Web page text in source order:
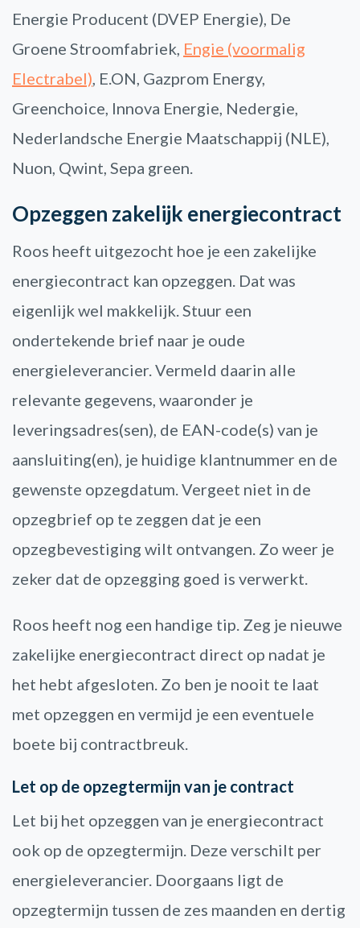
Energie Producent (DVEP Energie), De
Groene Stroomfabriek, Engie (voormalig
Electrabel), E.ON, Gazprom Energy,
Greenchoice, Innova Energie, Nedergie,
Nederlandsche Energie Maatschappij (NLE),
Nuon, Qwint, Sepa green.
Opzeggen zakelijk energiecontract
Roos heeft uitgezocht hoe je een zakelijke
energiecontract kan opzeggen. Dat was
eigenlijk wel makkelijk. Stuur een
ondertekende brief naar je oude
energieleverancier. Vermeld daarin alle
relevante gegevens, waaronder je
leveringsadres(sen), de EAN-code(s) van je
aansluiting(en), je huidige klantnummer en de
gewenste opzegdatum. Vergeet niet in de
opzegbrief op te zeggen dat je een
opzegbevestiging wilt ontvangen. Zo weer je
zeker dat de opzegging goed is verwerkt.
Roos heeft nog een handige tip. Zeg je nieuwe
zakelijke energiecontract direct op nadat je
het hebt afgesloten. Zo ben je nooit te laat
met opzeggen en vermijd je een eventuele
boete bij contractbreuk.
Let op de opzegtermijn van je contract
Let bij het opzeggen van je energiecontract
ook op de opzegtermijn. Deze verschilt per
energieleverancier. Doorgaans ligt de
opzegtermijn tussen de zes maanden en dertig